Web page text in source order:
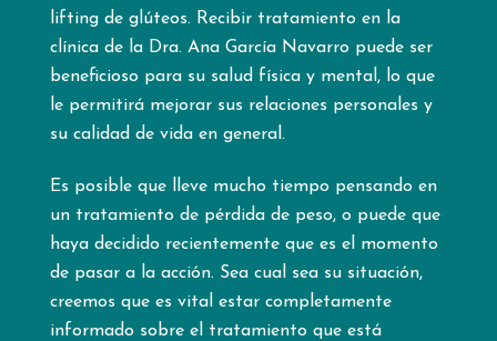
lifting de glúteos. Recibir tratamiento en la
clínica de la Dra. Ana García Navarro puede ser
beneficioso para su salud física y mental, lo que
le permitirá mejorar sus relaciones personales y
su calidad de vida en general.
Es posible que lleve mucho tiempo pensando en
un tratamiento de pérdida de peso, o puede que
haya decidido recientemente que es el momento
de pasar a la acción. Sea cual sea su situación,
creemos que es vital estar completamente
informado sobre el tratamiento que está